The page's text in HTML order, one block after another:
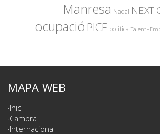
Manresa Nadal NEXT
ocupació PICE política
MAPA WEB
Inici
Cambra
Internacional